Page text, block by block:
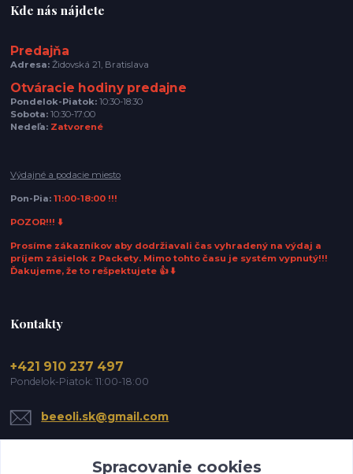
Kde nás nájdete
Predajňa
Adresa: Židovská 21, Bratislava
Otváracie hodiny predajne
Pondelok-Piatok: 10:30-18:30
Sobota: 10:30-17:00
Nedeľa: Zatvorené
Výdajné a podacie miesto
Pon-Pia:11:00-18:00 !!!
POZOR!!! ⬇️
Prosíme zákazníkov aby dodržiavali čas vyhradený na výdaj a
príjem zásielok z Packety. Mimo tohto času je systém vypnutý!!!
Ďakujeme, že to rešpektujete 👍 ⬇️
Kontakty
+421 910 237 497
Pondelok-Piatok: 11:00-18:00
beeoli.sk@gmail.com
Spracovanie cookies